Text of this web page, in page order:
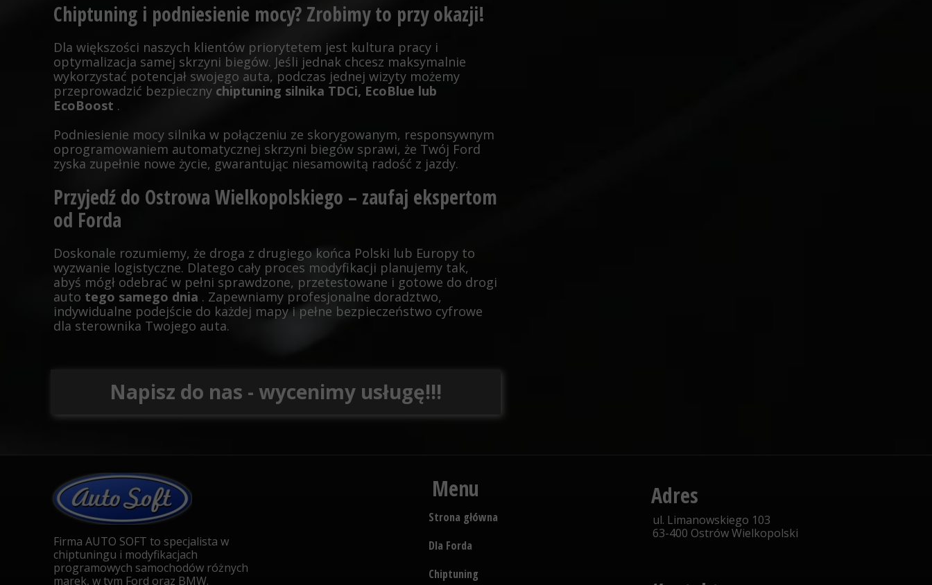
Chiptuning i podniesienie mocy? Zrobimy to przy okazji!
Dla większości naszych klientów priorytetem jest kultura pracy i
optymalizacja samej skrzyni biegów. Jeśli jednak chcesz maksymalnie
wykorzystać potencjał swojego auta, podczas jednej wizyty możemy
przeprowadzić bezpieczny chiptuning silnika TDCi, EcoBlue lub
EcoBoost .
Podniesienie mocy silnika w połączeniu ze skorygowanym, responsywnym
oprogramowaniem automatycznej skrzyni biegów sprawi, że Twój Ford
zyska zupełnie nowe życie, gwarantując niesamowitą radość z jazdy.
Przyjedź do Ostrowa Wielkopolskiego – zaufaj ekspertom
od Forda
Doskonale rozumiemy, że droga z drugiego końca Polski lub Europy to
wyzwanie logistyczne. Dlatego cały proces modyfikacji planujemy tak,
abyś mógł odebrać w pełni sprawdzone, przetestowane i gotowe do drogi
auto tego samego dnia . Zapewniamy profesjonalne doradztwo,
indywidualne podejście do każdej mapy i pełne bezpieczeństwo cyfrowe
dla sterownika Twojego auta.
Strona główna
Dla Forda
Chiptuning
Adres
Menu
Firma AUTO SOFT to specjalista w
chiptuningu i modyfikacjach
programowych samochodów różnych
marek, w tym Ford oraz BMW.
ul. Limanowskiego 103
63-400 Ostrów Wielkopolski
Napisz do nas - wycenimy usługę!!!